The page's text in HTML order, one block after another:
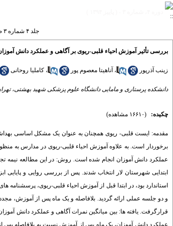
جلد ۴ شماره ۳ صفحات ۱۰-۱
بررسی تأثیر آموزش احیاء قلبی-ریوی بر آگاهی و عملکرد دانش
زینب آذرپور ، آناهیتا معصوم پور ، کاملیا روحانی
دانشکده پرستاری و مامایی دانشگاه علوم پزشکی شهید بهشتی،
چکیده: (۱۶۶۱۰ مشاهده)
مقدمه: ایست قلبی- ریوی همچنان به عنوان یک مشکل اساسی
برخوردار است. به علاوه آموزش احیاء قلبی-ریوی در مدارس به
ابتدایی شهرستان لار انتخاب شدند. پس از بررسی روایی و
استاندارد بود، در ابتدا قبل از آموزش احیاء قلبی-ریوی،